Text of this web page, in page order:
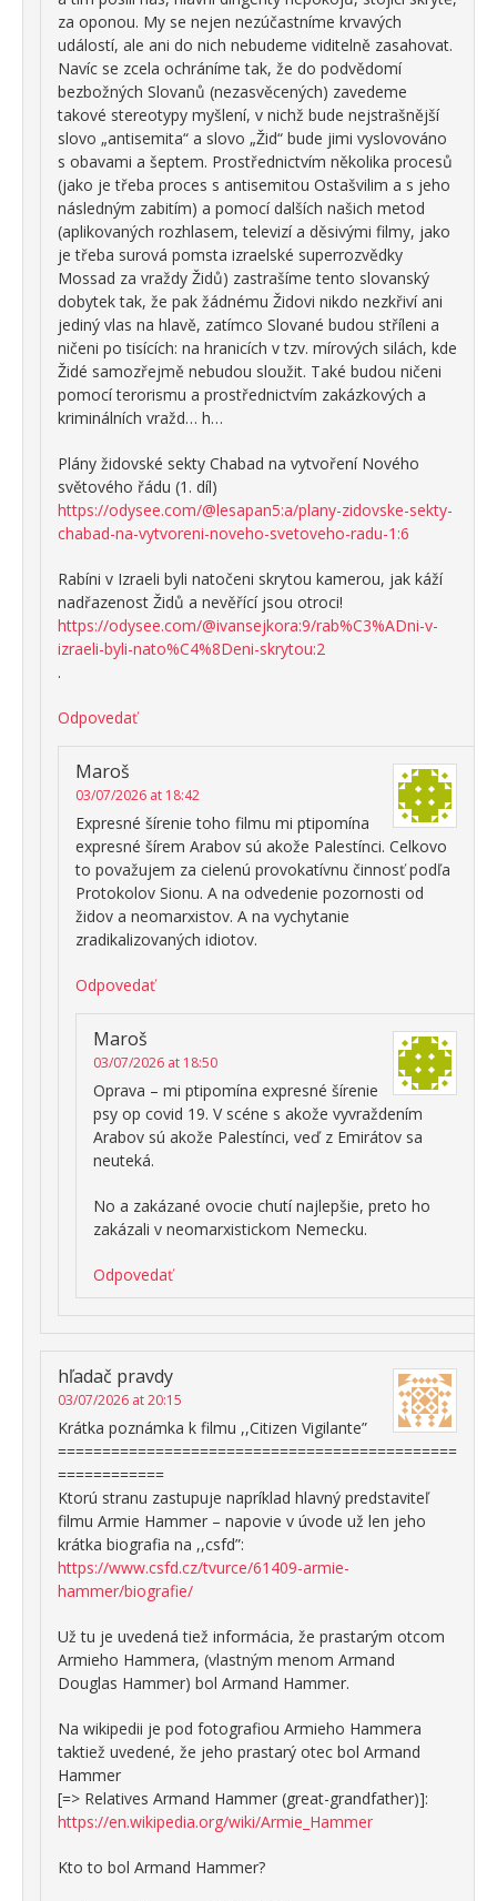
za oponou. My se nejen nezúčastníme krvavých
událostí, ale ani do nich nebudeme viditelně zasahovat.
Navíc se zcela ochráníme tak, že do podvědomí
bezbožných Slovanů (nezasvěcených) zavedeme
takové stereotypy myšlení, v nichž bude nejstrašnější
slovo „antisemita“ a slovo „Žid“ bude jimi vyslovováno
s obavami a šeptem. Prostřednictvím několika procesů
(jako je třeba proces s antisemitou Ostašvilim a s jeho
následným zabitím) a pomocí dalších našich metod
(aplikovaných rozhlasem, televizí a děsivými filmy, jako
je třeba surová pomsta izraelské superrozvědky
Mossad za vraždy Židů) zastrašíme tento slovanský
dobytek tak, že pak žádnému Židovi nikdo nezkřiví ani
jediný vlas na hlavě, zatímco Slované budou stříleni a
ničeni po tisících: na hranicích v tzv. mírových silách, kde
Židé samozřejmě nebudou sloužit. Také budou ničeni
pomocí terorismu a prostřednictvím zakázkových a
kriminálních vražd… h…
Plány židovské sekty Chabad na vytvoření Nového
světového řádu (1. díl)
https://odysee.com/@lesapan5:a/plany-zidovske-sekty-
chabad-na-vytvoreni-noveho-svetoveho-radu-1:6
Rabíni v Izraeli byli natočeni skrytou kamerou, jak káží
nadřazenost Židů a nevěřící jsou otroci!
https://odysee.com/@ivansejkora:9/rab%C3%ADni-v-
izraeli-byli-nato%C4%8Deni-skrytou:2
.
Odpovedať
Maroš
03/07/2026 at 18:42
Expresné šírenie toho filmu mi ptipomína
expresné šírem Arabov sú akože Palestínci. Celkovo
to považujem za cielenú provokatívnu činnosť podľa
Protokolov Sionu. A na odvedenie pozornosti od
židov a neomarxistov. A na vychytanie
zradikalizovaných idiotov.
Odpovedať
Maroš
03/07/2026 at 18:50
Oprava – mi ptipomína expresné šírenie
psy op covid 19. V scéne s akože vyvraždením
Arabov sú akože Palestínci, veď z Emirátov sa
neuteká.
No a zakázané ovocie chutí najlepšie, preto ho
zakázali v neomarxistickom Nemecku.
Odpovedať
hľadač pravdy
03/07/2026 at 20:15
Krátka poznámka k filmu ,,Citizen Vigilante”
=============================================
============
Ktorú stranu zastupuje napríklad hlavný predstaviteľ
filmu Armie Hammer – napovie v úvode už len jeho
krátka biografia na ,,csfd”:
https://www.csfd.cz/tvurce/61409-armie-
hammer/biografie/
Už tu je uvedená tiež informácia, že prastarým otcom
Armieho Hammera, (vlastným menom Armand
Douglas Hammer) bol Armand Hammer.
Na wikipedii je pod fotografiou Armieho Hammera
taktiež uvedené, že jeho prastarý otec bol Armand
Hammer
[=> Relatives Armand Hammer (great-grandfather)]:
https://en.wikipedia.org/wiki/Armie_Hammer
Kto to bol Armand Hammer?